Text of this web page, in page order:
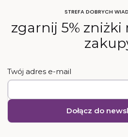
STREFA DOBRYCH
zgarnij 5% zniżki
Twój adres e-mail
Dołącz do